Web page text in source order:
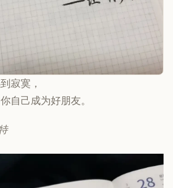
寂寞，
自己成为好朋友。